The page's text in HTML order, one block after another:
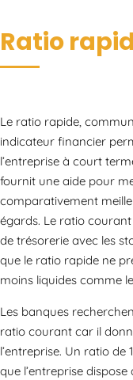
Ratio
Le ratio rapide,
indicateur financier
l’entreprise à court
fournit une aide pour
comparativement
égards. Le ratio
de trésorerie avec les
que le ratio rapide ne
moins liquides comme
Les banques
ratio courant car il
l’entreprise. Un ratio de
que l’entreprise